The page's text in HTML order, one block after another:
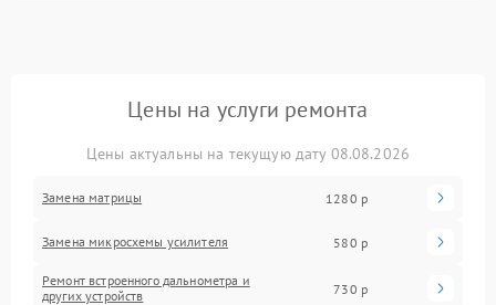
Цены на услуги ремонта
Цены актуальны на текущую дату 08.08.2026
Замена матрицы 1280 р
Замена микросхемы усилителя 580 р
Ремонт встроенного дальнометра и
других устройств
730 р